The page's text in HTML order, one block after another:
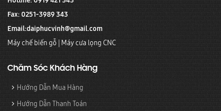
Fax: 0251-3989 343
Email:daiphucvinh@gmail.com
Máy chế biến gỗ | Máy cưa lọng CNC
Chăm Sóc Khách Hàng
Hướng Dẫn Mua Hàng
Hướng Dẫn Thanh Toán